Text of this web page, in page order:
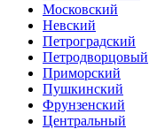
Московский
Невский
Петроградский
Петродворцовый
Приморский
Пушкинский
Фрунзенский
Центральный